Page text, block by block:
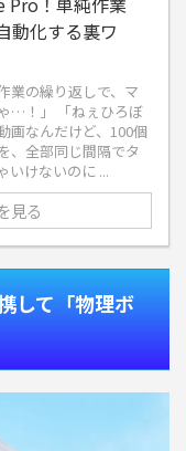
動化する裏ワ
業の繰り返しで、マ
…！」 「ねぇひろぼ
なんだけど、100個
、全部同じ間隔でタ
いけないのに ...
見る
して「物理ボ